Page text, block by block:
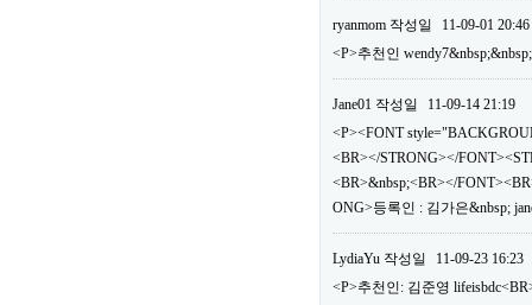
ryanmom 작성일
11-09-01 20:46
<P>추천인
Jane01 작성일
11-09-14 21:19
<P><FONT
<BR></STRONG></
<BR>&nbsp;<BR></
ONG>등록인 : 김가은&nbsp;
LydiaYu 작성일
11-09-23 16:23
<P>추천인: 김준영